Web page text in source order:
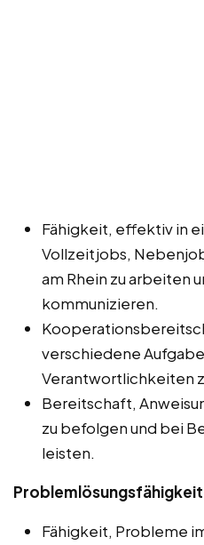
Fähigkeit, effektiv in
Vollzeitjobs,
am Rhein zu arbeiten
kommunizieren.
verschiedene
Verantwortlichkeiten
Bereitschaft,
zu befolgen und bei
leisten.
Fähigkeit, Probleme